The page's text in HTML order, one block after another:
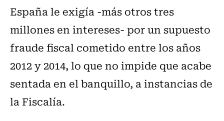
España le exigía -más otros tres
millones en intereses- por un supuesto
fraude fiscal cometido entre los años
2012 y 2014, lo que no impide que acabe
sentada en el banquillo, a instancias de
la Fiscalía.